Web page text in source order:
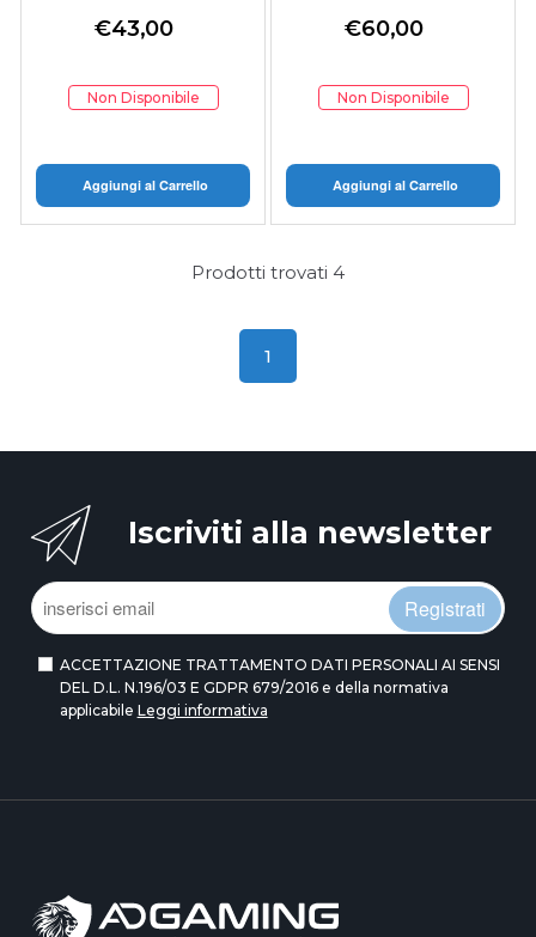
€43,00
Non Disponibile
Aggiungi al Carrello
€60,00
Non Disponibile
Aggiungi al Carrello
Prodotti trovati 4
1
Iscriviti alla newsletter
Registrati
ACCETTAZIONE TRATTAMENTO DATI PERSONALI AI SENSI
DEL D.L. N.196/03 E GDPR 679/2016 e della normativa
applicabile Leggi informativa